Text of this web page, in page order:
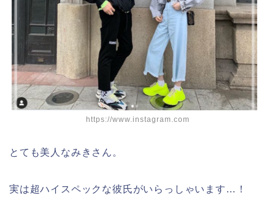
https://www.instagram.com
とても美人なみきさん。
実は超ハイスペックな彼氏がいらっしゃいます…！